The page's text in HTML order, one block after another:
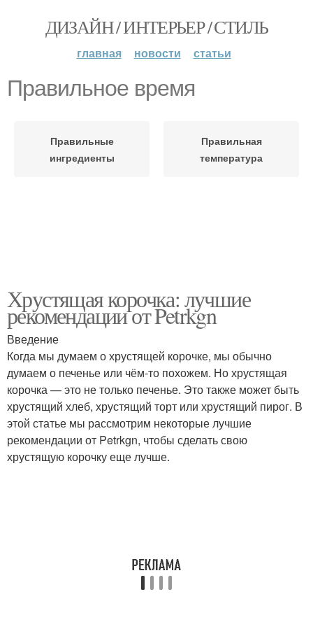
ДИЗАЙН / ИНТЕРЬЕР / СТИЛЬ
главная новости статьи
Правильное время
Правильные
ингредиенты
Правильная
температура
Хрустящая корочка: лучшие
рекомендации от Petrkgn
Введение
Когда мы думаем о хрустящей корочке, мы обычно
думаем о печенье или чём-то похожем. Но хрустящая
корочка — это не только печенье. Это также может быть
хрустящий хлеб, хрустящий торт или хрустящий пирог. В
этой статье мы рассмотрим некоторые лучшие
рекомендации от Petrkgn, чтобы сделать свою
хрустящую корочку еще лучше.